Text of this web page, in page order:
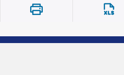
Oblast zatížení sněhem